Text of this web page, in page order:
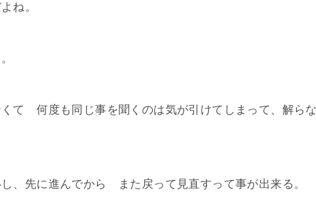
ね。
て 何度も同じ事を聞くのは気が引けてしまって、解らな
、先に進んでから また戻って見直すって事が出来る。